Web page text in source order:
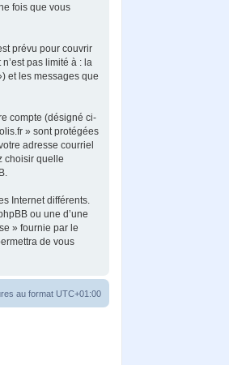
fois que vous
prévu pour couvrir
pas limité à : la
et les messages que
compte (désigné ci-
» sont protégées
adresse courriel
choisir quelle
Internet différents.
ou une d’une
» fournie par le
de vous
au format UTC+01:00